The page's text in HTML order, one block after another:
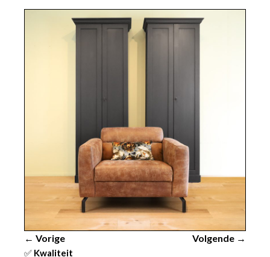
← Vorige Volgende →
✅ Kwaliteit